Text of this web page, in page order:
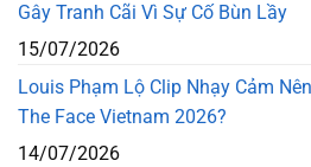
Gây Tranh Cãi Vì Sự Cố Bùn Lầy
15/07/2026
Louis Phạm Lộ Clip Nhạy Cảm
The Face Vietnam 2026?
14/07/2026